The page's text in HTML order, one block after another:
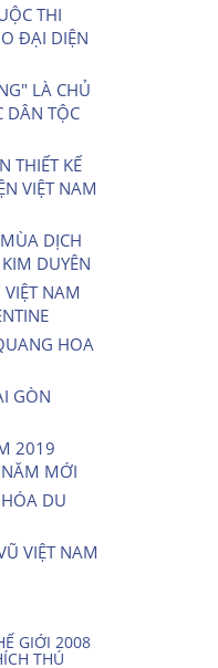
THI
ĐẠI DIỆN
LÀ CHỦ
DÂN TỘC
THIẾT KẾ
VIỆT NAM
DỊCH
DUYÊN
NAM
HOA
GÒN
2019
MỚI
DU
VIỆT NAM
GIỚI 2008
THÚ